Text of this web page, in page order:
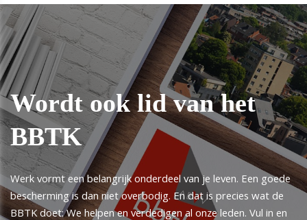
Wordt ook lid van het
BBTK
Werk vormt een belangrijk onderdeel van je leven. Een goede
bescherming is dan niet overbodig. En dat is precies wat de
BBTK doet: We helpen en verdedigen al onze leden. Vul in en